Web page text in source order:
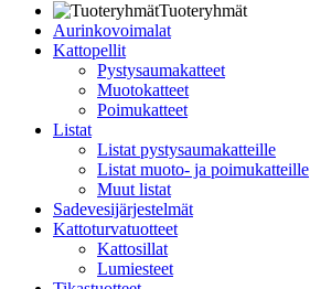
Tuoteryhmät
Aurinkovoimalat
Kattopellit
Pystysaumakatteet
Muotokatteet
Poimukatteet
Listat
Listat pystysaumakatteille
Listat muoto- ja poimukatteille
Muut listat
Sadevesijärjestelmät
Kattoturvatuotteet
Kattosillat
Lumiesteet